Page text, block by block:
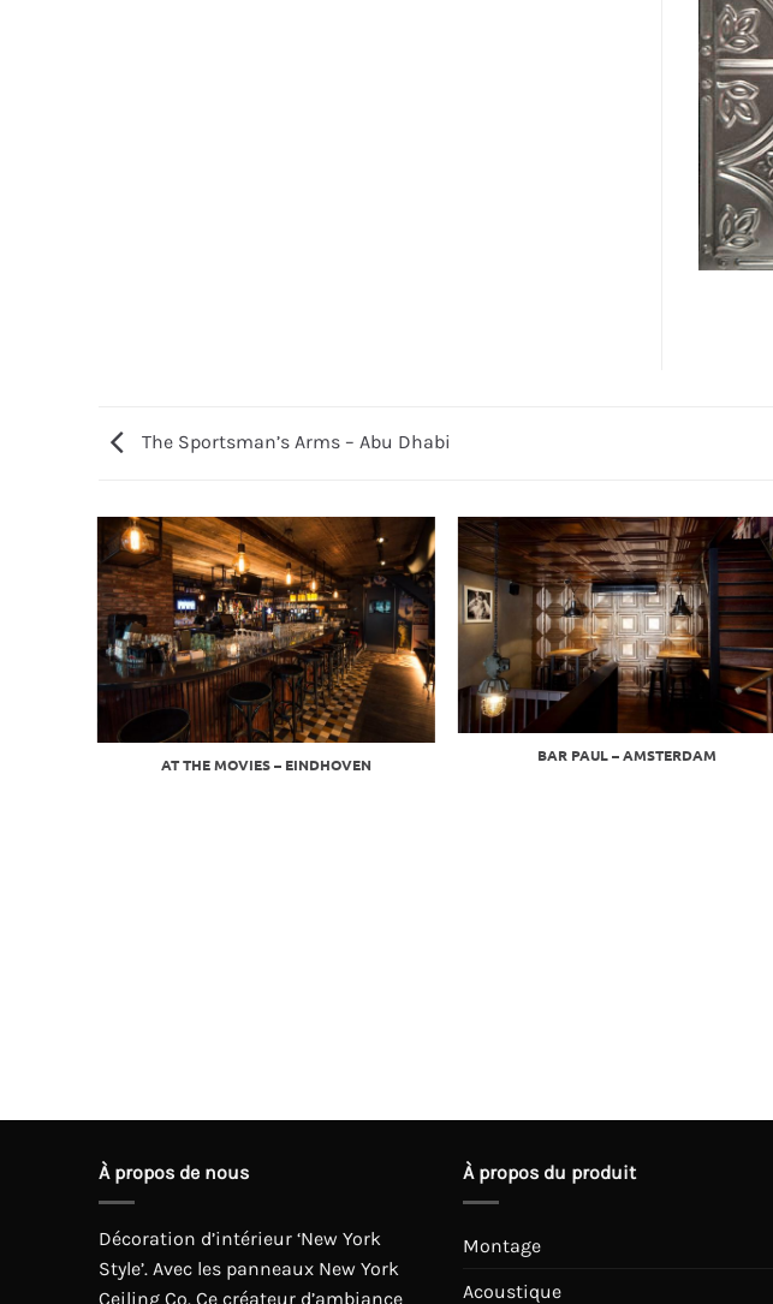
The Sportsman’s Arms – Abu Dhabi
AT THE MOVIES – EINDHOVEN
BAR PAUL – AMSTERDAM
À propos de nous
Décoration d’intérieur ‘New York
Style’. Avec les panneaux New York
Ceiling Co. Ce créateur d’ambiance
À propos du produit
Montage
Acoustique